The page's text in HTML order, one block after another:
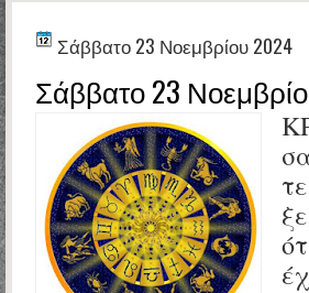
Σάββατο 23 Νοεμβρίου 2024
Σάββατο 23